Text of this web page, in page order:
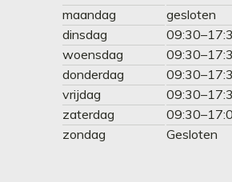
maandag
gesloten
dinsdag
woensdag
donderdag
vrijdag
zaterdag
zondag
Gesloten